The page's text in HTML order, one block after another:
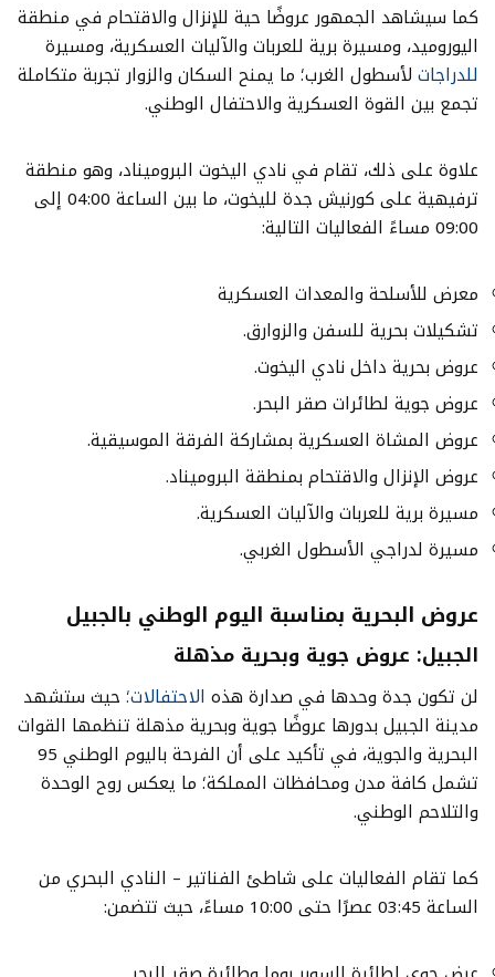
كما سيشاهد الجمهور عروضًا حية للإنزال والاقتحام في منطقة
اليوروميد، ومسيرة برية للعربات والآليات العسكرية، ومسيرة
للدراجات لأسطول الغرب؛ ما يمنح السكان والزوار تجربة متكاملة
تجمع بين القوة العسكرية والاحتفال الوطني.
علاوة على ذلك، تقام في نادي اليخوت البروميناد، وهو منطقة
ترفيهية على كورنيش جدة لليخوت، ما بين الساعة 04:00 إلى
09:00 مساءً الفعاليات التالية:
معرض للأسلحة والمعدات العسكرية
تشكيلات بحرية للسفن والزوارق.
عروض بحرية داخل نادي اليخوت.
عروض جوية لطائرات صقر البحر.
عروض المشاة العسكرية بمشاركة الفرقة الموسيقية.
عروض الإنزال والاقتحام بمنطقة البروميناد.
مسيرة برية للعربات والآليات العسكرية.
مسيرة لدراجي الأسطول الغربي.
عروض البحرية بمناسبة اليوم الوطني بالجبيل
الجبيل: عروض جوية وبحرية مذهلة
لن تكون جدة وحدها في صدارة هذه الاحتفالات؛ حيث ستشهد
مدينة الجبيل بدورها عروضًا جوية وبحرية مذهلة تنظمها القوات
البحرية والجوية، في تأكيد على أن الفرحة باليوم الوطني 95
تشمل كافة مدن ومحافظات المملكة؛ ما يعكس روح الوحدة
والتلاحم الوطني.
كما تقام الفعاليات على شاطئ الفناتير – النادي البحري من
الساعة 03:45 عصرًا حتى 10:00 مساءً، حيث تتضمن: